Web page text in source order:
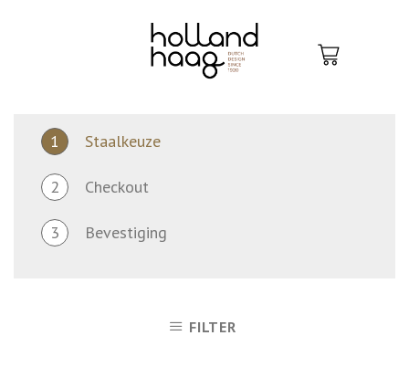
1 Staalkeuze
2 Checkout
3 Bevestiging
FILTER